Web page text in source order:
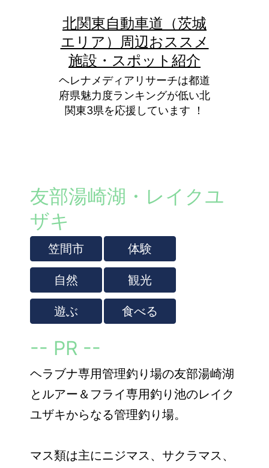
北関東自動車道（茨城
エリア）周辺おススメ
施設・スポット紹介
ヘレナメディアリサーチは都道
府県魅力度ランキングが低い北
関東3県を応援しています ！
友部湯崎湖・レイクユ
ザキ
笠間市 体験
自然 観光
遊ぶ 食べる
-- PR --
ヘラブナ専用管理釣り場の友部湯崎湖
とルアー＆フライ専用釣り池のレイク
ユザキからなる管理釣り場。
マス類は主にニジマス、サクラマス、